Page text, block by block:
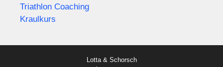
Triathlon Coaching
Kraulkurs
Lotta & Schorsch